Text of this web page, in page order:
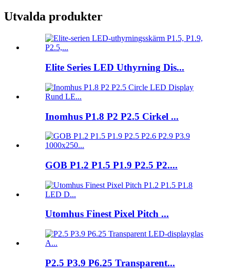
Utvalda produkter
Elite Series LED Uthyrning Dis...
Inomhus P1.8 P2 P2.5 Cirkel ...
GOB P1.2 P1.5 P1.9 P2.5 P2....
Utomhus Finest Pixel Pitch ...
P2.5 P3.9 P6.25 Transparent...